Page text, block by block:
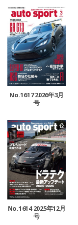
No.1617 2026年3月
号
No.1614 2025年12月
号